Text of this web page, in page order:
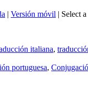
| Versión móvil | Select
italiana,
portuguesa,